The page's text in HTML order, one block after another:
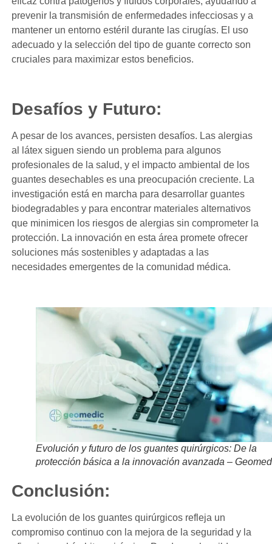
prevenir la transmisión de enfermedades infecciosas y a
mantener un entorno estéril durante las cirugías. El uso
adecuado y la selección del tipo de guante correcto son
cruciales para maximizar estos beneficios.
Desafíos y Futuro:
A pesar de los avances, persisten desafíos. Las alergias
al látex siguen siendo un problema para algunos
profesionales de la salud, y el impacto ambiental de los
guantes desechables es una preocupación creciente. La
investigación está en marcha para desarrollar guantes
biodegradables y para encontrar materiales alternativos
que minimicen los riesgos de alergias sin comprometer la
protección. La innovación en esta área promete ofrecer
soluciones más sostenibles y adaptadas a las
necesidades emergentes de la comunidad médica.
Evolución y futuro de los guantes quirúrgicos: De la
protección básica a la innovación avanzada –
Conclusión:
La evolución de los guantes quirúrgicos refleja un
compromiso continuo con la mejora de la seguridad y la